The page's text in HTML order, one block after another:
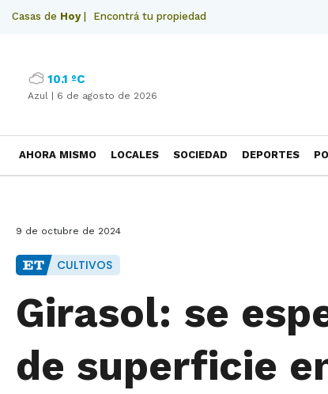
Casas de Hoy| Encontrá tu propiedad
10.1 ºC
Azul | 6 de agosto de 2026
AHORA MISMO LOCALES SOCIEDAD DEPORTES
9 de octubre de 2024
CULTIVOS
Girasol: se
de superficie